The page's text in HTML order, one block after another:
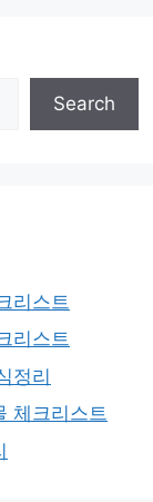
Search
리스트
리스트
정리
체크리스트